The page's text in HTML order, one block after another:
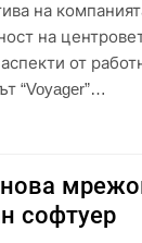
на
на
от
“Voyager”…
софтуер